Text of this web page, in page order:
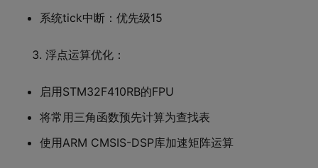
系统tick中断：优先级15
浮点运算优化：
启用STM32F410RB的FPU
将常用三角函数预先计算为查找表
使用ARM CMSIS-DSP库加速矩阵运算